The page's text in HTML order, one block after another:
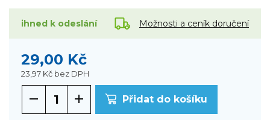
ihned k odeslání Možnosti a ceník doručení
29,00 Kč
23,97 Kč bez DPH
Přidat do košíku